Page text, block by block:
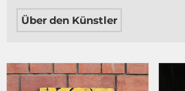
Über den Künstler